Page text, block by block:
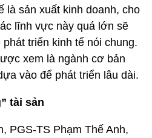
là sản xuất kinh doanh, cho
lĩnh vực này quá lớn sẽ
triển kinh tế nói chung.
xem là ngành cơ bản
vào để phát triển lâu dài.
tài sản
PGS-TS Phạm Thế Anh,